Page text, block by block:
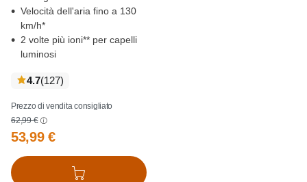
Velocità dell'aria fino a 130
km/h*
2 volte più ioni** per capelli
luminosi
4.7(127recensioni
)
Prezzo di vendita consigliato
62,99 €
53,99 €